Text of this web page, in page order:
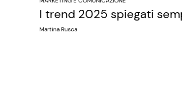
I trend 2025 spiegati
Martina Rusca